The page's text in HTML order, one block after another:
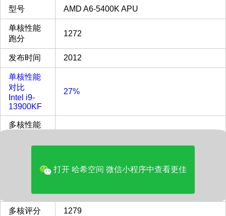
型号 AMD A6-5400K APU
单核性能
跑分
1272
发布时间 2012
单核性能
对比
Intel i9-
13900KF
27%
多核性能
Intel i9-
价格(美元) 63.00
AMD
多核评分 1279
打开 哈希空间 微信小程序中查看更佳